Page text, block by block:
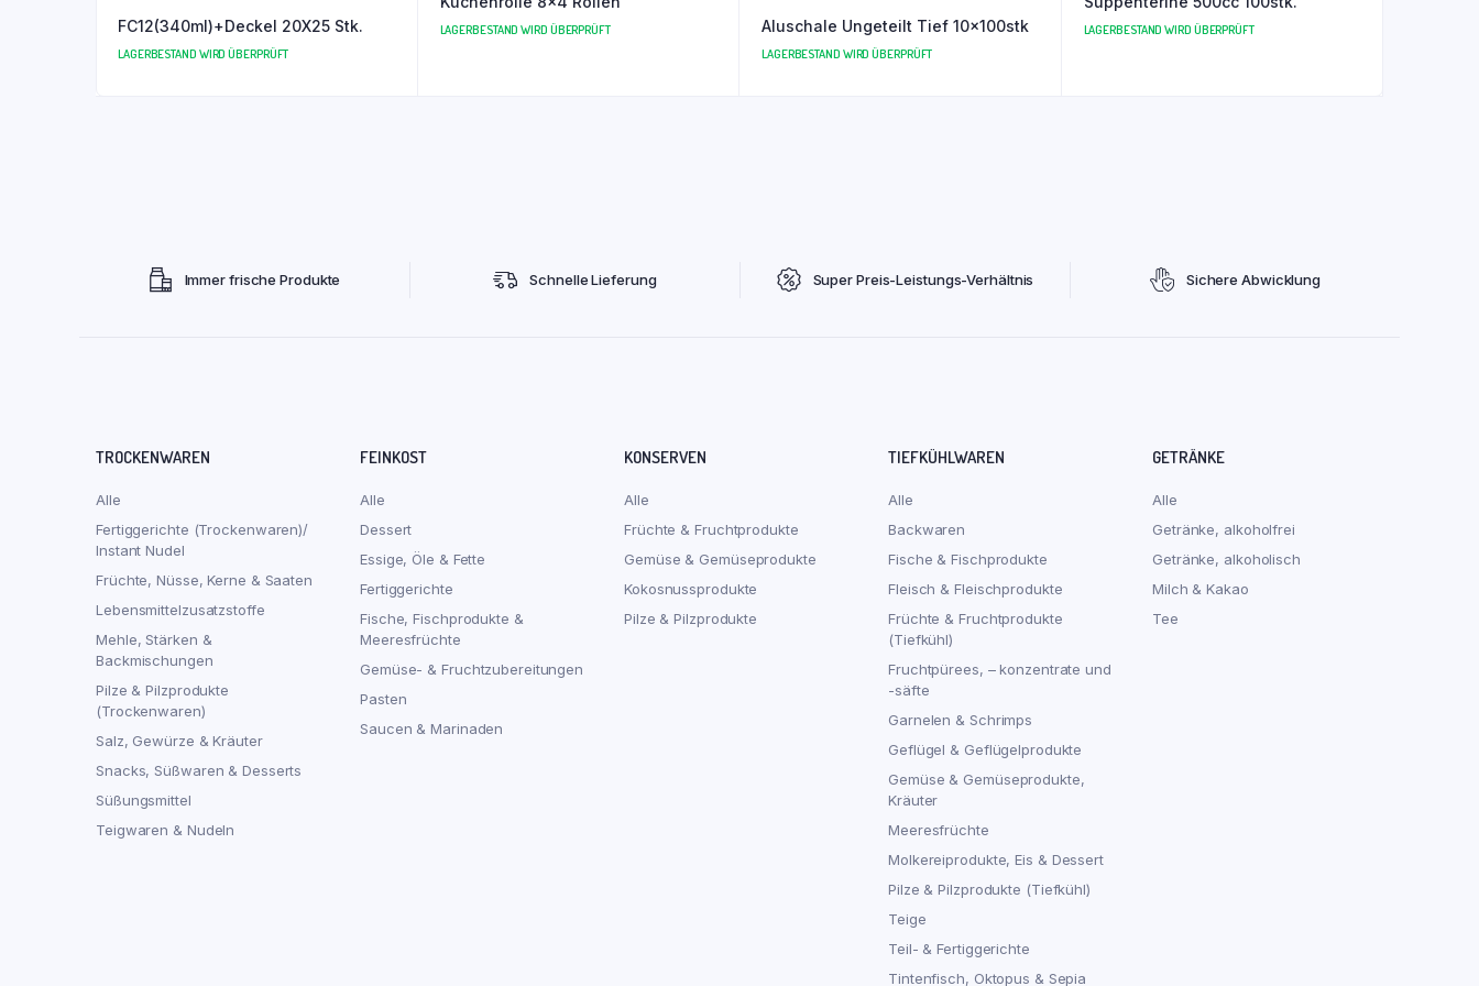
FC12(340ml)+Deckel 20X25 Stk.
LAGERBESTAND WIRD ÜBERPRÜFT
LAGERBESTAND WIRD ÜBERPRÜFT Aluschale Ungeteilt Tief 10x100stk
LAGERBESTAND WIRD ÜBERPRÜFT
LAGERBESTAND WIRD ÜBERPRÜFT
Immer frische Produkte Schnelle Lieferung Super Preis-Leistungs-Verhältnis Sichere Abwicklung
TROCKENWAREN
Alle
Fertiggerichte (Trockenwaren)/
Instant Nudel
Früchte, Nüsse, Kerne & Saaten
Lebensmittelzusatzstoffe
Mehle, Stärken &
Backmischungen
Pilze & Pilzprodukte
(Trockenwaren)
Salz, Gewürze & Kräuter
Snacks, Süßwaren & Desserts
Süßungsmittel
Teigwaren & Nudeln
FEINKOST
Alle
Dessert
Essige, Öle & Fette
Fertiggerichte
Fische, Fischprodukte &
Meeresfrüchte
Gemüse- & Fruchtzubereitungen
Pasten
Saucen & Marinaden
KONSERVEN
Alle
Früchte & Fruchtprodukte
Gemüse & Gemüseprodukte
Kokosnussprodukte
Pilze & Pilzprodukte
TIEFKÜHLWAREN
Alle
Backwaren
Fische & Fischprodukte
Fleisch & Fleischprodukte
Früchte & Fruchtprodukte
(Tiefkühl)
Fruchtpürees, – konzentrate und
-säfte
Garnelen & Schrimps
Geflügel & Geflügelprodukte
Gemüse & Gemüseprodukte,
Kräuter
Meeresfrüchte
Molkereiprodukte, Eis & Dessert
Pilze & Pilzprodukte (Tiefkühl)
Teige
Teil- & Fertiggerichte
Tintenfisch, Oktopus & Sepia
GETRÄNKE
Alle
Getränke, alkoholfrei
Getränke, alkoholisch
Milch & Kakao
Tee